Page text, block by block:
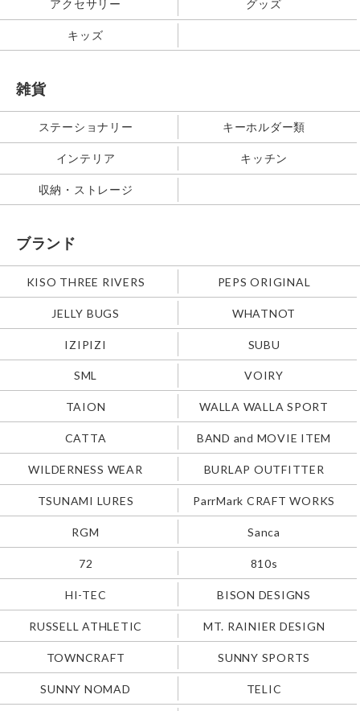
アクセサリー グッズ
キッズ
雑貨
ステーショナリー キーホルダー類
インテリア キッチン
収納・ストレージ
ブランド
KISO THREE RIVERS PEPS ORIGINAL
JELLY BUGS WHATNOT
IZIPIZI SUBU
SML VOIRY
TAION WALLA WALLA SPORT
CATTA BAND and MOVIE ITEM
WILDERNESS WEAR BURLAP OUTFITTER
TSUNAMI LURES ParrMark CRAFT WORKS
RGM Sanca
72 810s
HI-TEC BISON DESIGNS
RUSSELL ATHLETIC MT. RAINIER DESIGN
TOWNCRAFT SUNNY SPORTS
SUNNY NOMAD TELIC